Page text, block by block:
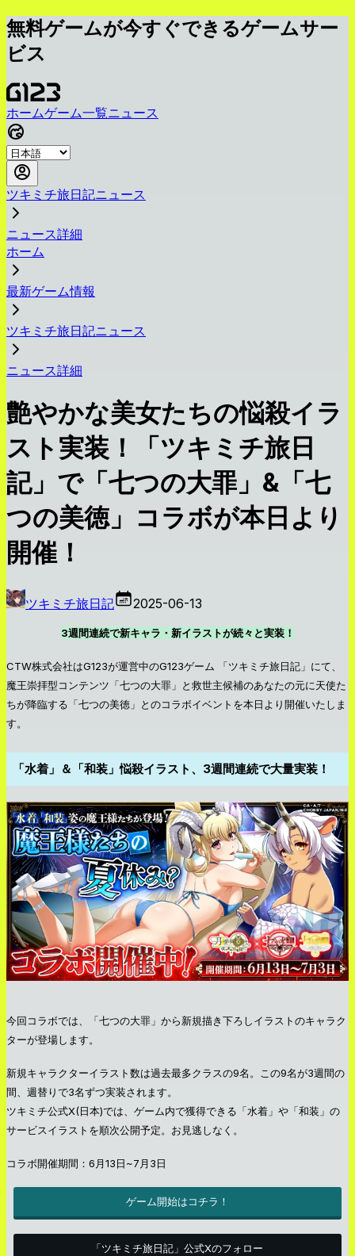
無料ゲームが今すぐできるゲームサー
ビス
ホームゲーム一覧ニュース
ツキミチ旅日記ニュース
ニュース詳細
ホーム
最新ゲーム情報
ツキミチ旅日記ニュース
ニュース詳細
艶やかな美女たちの悩殺イラ
スト実装！「ツキミチ旅日
記」で「七つの大罪」&「七
つの美徳」コラボが本日より
開催！
ツキミチ旅日記 2025-06-13
3週間連続で新キャラ・新イラストが続々と実装！
CTW株式会社はG123が運営中のG123ゲーム 「ツキミチ旅日記」にて、
魔王崇拝型コンテンツ「七つの大罪」と救世主候補のあなたの元に天使た
ちが降臨する「七つの美徳」とのコラボイベントを本日より開催いたしま
す。
「水着」＆「和装」悩殺イラスト、3週間連続で大量実装！
今回コラボでは、「七つの大罪」から新規描き下ろしイラストのキャラク
ターが登場します。
新規キャラクターイラスト数は過去最多クラスの9名。この9名が3週間の
間、週替りで3名ずつ実装されます。
ツキミチ公式X(日本)では、ゲーム内で獲得できる「水着」や「和装」の
サービスイラストを順次公開予定。お見逃しなく。
コラボ開催期間：6月13日~7月3日
ゲーム開始はコチラ！
「ツキミチ旅日記」公式Xのフォロー